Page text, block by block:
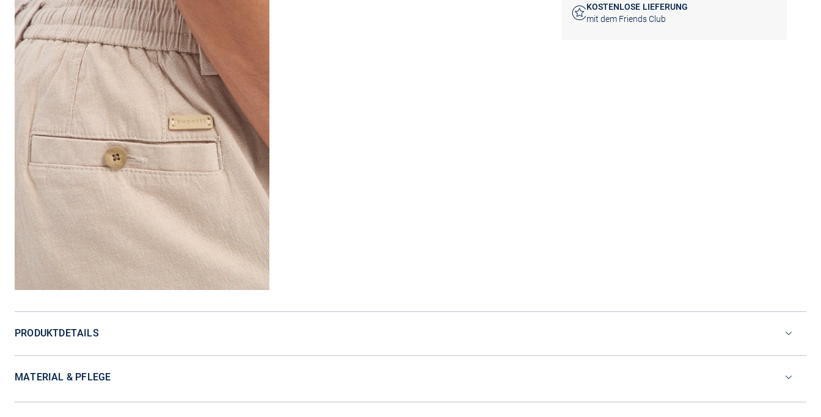
KOSTENLOSE LIEFERUNG
mit dem Friends Club
PRODUKTDETAILS
MATERIAL & PFLEGE